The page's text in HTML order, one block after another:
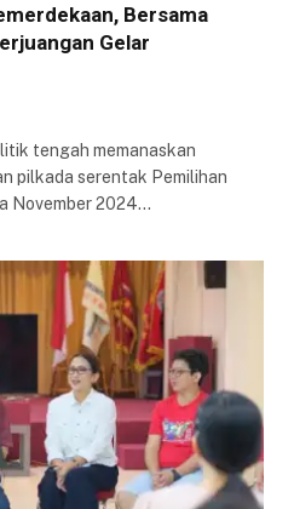
Bersama
Gelar
tengah memanaskan
pilkada serentak Pemilihan
November 2024…